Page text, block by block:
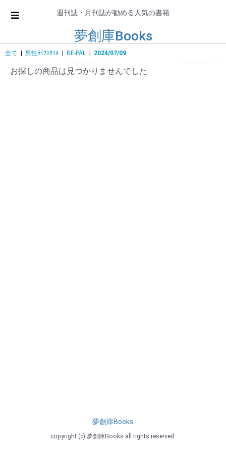
週刊誌・月刊誌が勧める人気の書籍
夢創庫Books
全て 男性ﾗｲﾌｽﾀｲﾙ BE-PAL 2024/07/09
お探しの商品は見つかりませんでした
夢創庫Books
copyright (c) 夢創庫Books all rights reserved.